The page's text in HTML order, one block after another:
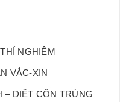
NGHIỆM
VẮC-XIN
– DIỆT CÔN TRÙNG